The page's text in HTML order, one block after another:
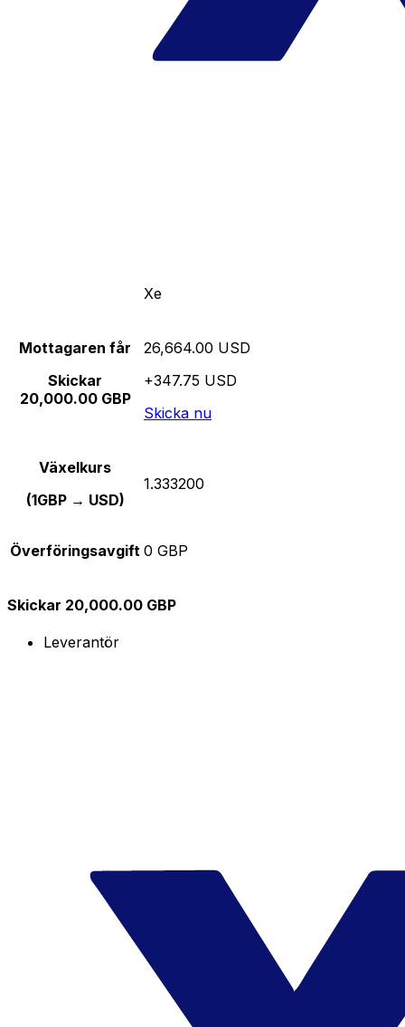
Xe
Mottagaren får
Skickar
20,000.00 GBP
26,664.00 USD
+347.75 USD
Skicka nu
Växelkurs
(1GBP → USD)
1.333200
Överföringsavgift 0 GBP
Skickar 20,000.00 GBP
Leverantör